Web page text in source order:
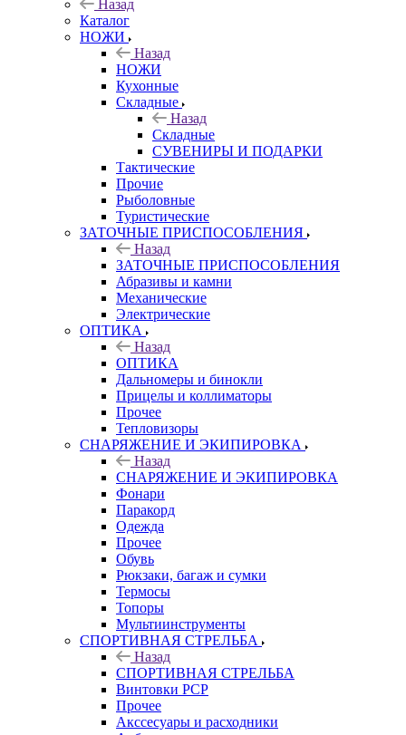
Назад
Каталог
НОЖИ
Назад
НОЖИ
Кухонные
Складные
Назад
Складные
СУВЕНИРЫ И ПОДАРКИ
Тактические
Прочие
Рыболовные
Туристические
ЗАТОЧНЫЕ ПРИСПОСОБЛЕНИЯ
Назад
ЗАТОЧНЫЕ ПРИСПОСОБЛЕНИЯ
Абразивы и камни
Механические
Электрические
ОПТИКА
Назад
ОПТИКА
Дальномеры и бинокли
Прицелы и коллиматоры
Прочее
Тепловизоры
СНАРЯЖЕНИЕ И ЭКИПИРОВКА
Назад
СНАРЯЖЕНИЕ И ЭКИПИРОВКА
Фонари
Паракорд
Одежда
Прочее
Обувь
Рюкзаки, багаж и сумки
Термосы
Топоры
Мультиинструменты
СПОРТИВНАЯ СТРЕЛЬБА
Назад
СПОРТИВНАЯ СТРЕЛЬБА
Винтовки PCP
Прочее
Акссесуары и расходники